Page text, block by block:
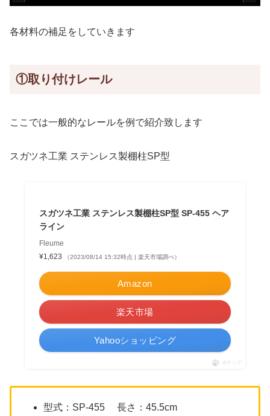
各材料の補足をしていきます
①取り付けレール
ここでは一般的なレールを例で紹介致します
スガツネ工業 ステンレス製棚柱SP型
スガツネ工業 ステンレス製棚柱SP型 SP-455 ヘア
ライン
Fleume
¥1,623
（2023/08/14 15:32時点 | 楽天市場調べ）
Amazon
楽天市場
Yahooショッピング
ポチップ
型式：SP-455 長さ：45.5cm